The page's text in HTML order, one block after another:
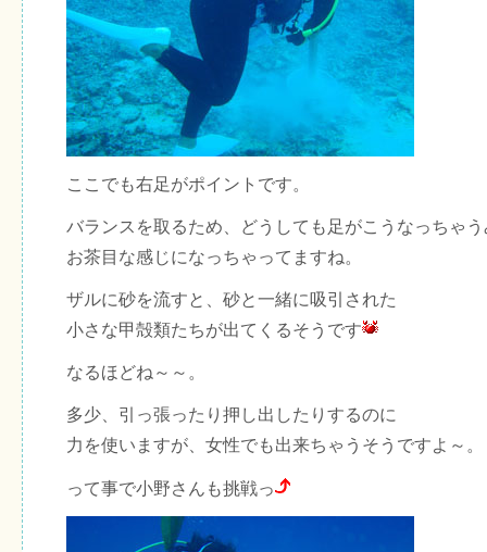
ここでも右足がポイントです。
バランスを取るため、どうしても足がこうなっちゃ
お茶目な感じになっちゃってますね。
ザルに砂を流すと、砂と一緒に吸引された
小さな甲殻類たちが出てくるそうです
なるほどね～～。
多少、引っ張ったり押し出したりするのに
力を使いますが、女性でも出来ちゃうそうですよ～。
って事で小野さんも挑戦っ